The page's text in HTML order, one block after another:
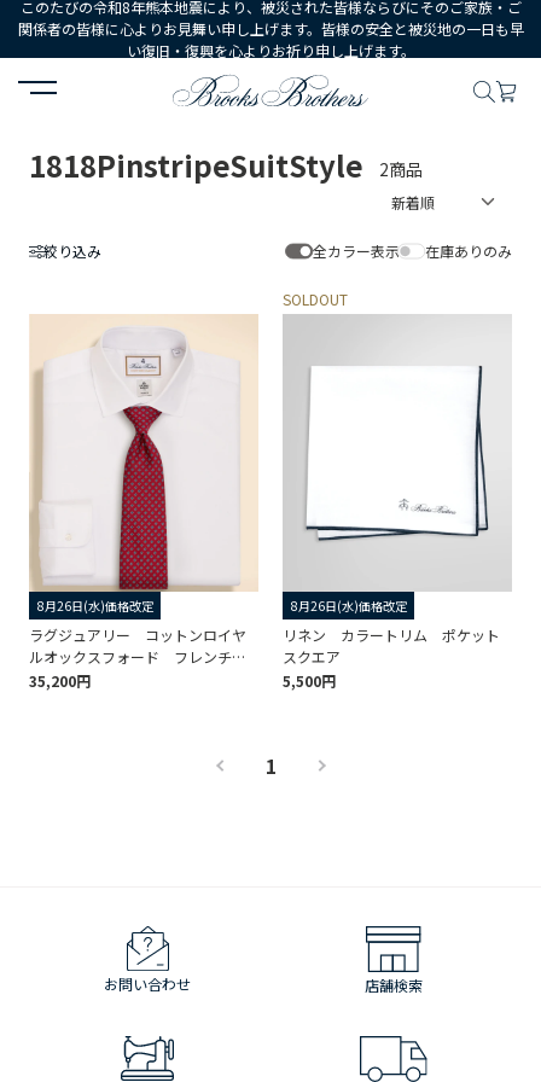
このたびの令和8年熊本地震により、被災された皆様ならびにそのご家族・ご
関係者の皆様に心よりお見舞い申し上げます。皆様の安全と被災地の一日も早
い復旧・復興を心よりお祈り申し上げます。
HOME 1818PinstripeSuitStyle
1818PinstripeSuitStyle 2商品
絞り込み 全カラー表示 在庫ありのみ
8月26日(水)価格改定
ラグジュアリー コットンロイヤ
ルオックスフォード フレンチプ
ラケット ドレスシャツ Regular
35,200円
SOLDOUT
8月26日(水)価格改定
リネン カラートリム ポケット
スクエア
5,500円
1
お問い合わせ 店舗検索